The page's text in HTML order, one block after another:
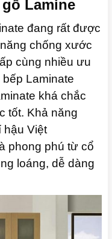
Lamine
đang rất được
chống xước
cùng nhiều ưu
Laminate
khá chắc
tốt. Khả năng
hậu Việt
phong phú từ cổ
loáng, dễ dàng